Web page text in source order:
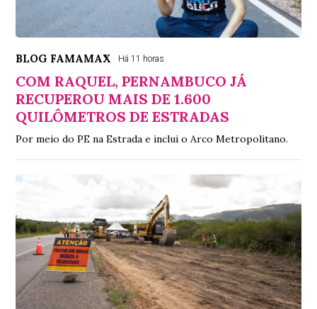
BLOG FAMAMAX Há 11 horas
COM RAQUEL, PERNAMBUCO JÁ
RECUPEROU MAIS DE 1.600
QUILÔMETROS DE ESTRADAS
Por meio do PE na Estrada e inclui o Arco Metropolitano.